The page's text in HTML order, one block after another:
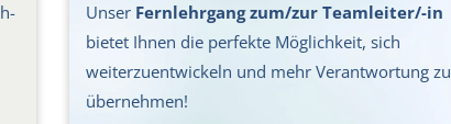
Unser Fernlehrgang zum/zur Teamleiter/-in
bietet Ihnen die perfekte Möglichkeit, sich
weiterzuentwickeln und mehr Verantwortung zu
übernehmen!